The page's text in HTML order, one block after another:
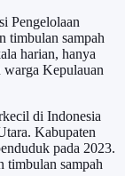
Pengelolaan
timbulan sampah
harian, hanya
warga Kepulauan
di Indonesia
Kabupaten
pada 2023.
timbulan sampah